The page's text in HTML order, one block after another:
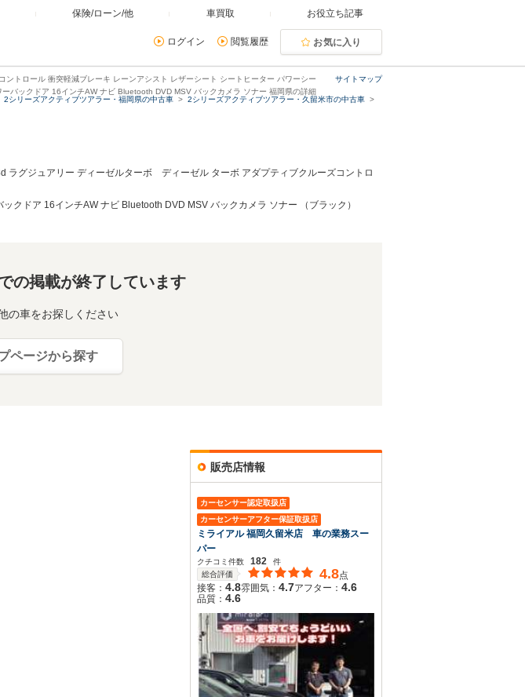
保険/ローン/他 車買取 お役立ち記事
ログイン 閲覧履歴 お気に入り
サイトマップ
トロール 衝突軽減ブレーキ レーンアシスト レザーシート シートヒーター パワーシー
ーバックドア 16インチAW ナビ Bluetooth DVD MSV バックカメラ ソナー 福岡県の詳細
2シリーズアクティブツアラー・福岡県の中古車
2シリーズアクティブツアラー・久留米市の中古車
ラグジュアリー ディーゼルターボ ディーゼル ターボ アダプティブクルーズコントロ
クドア 16インチAW ナビ Bluetooth DVD MSV バックカメラ ソナー （ブラック）
の掲載が終了しています
の車をお探しください
ページから探す
販売店情報
カーセンサー認定取扱店
カーセンサーアフター保証取扱店
ミライアル 福岡久留米店 車の業務スー
パー
クチコミ件数 182
件
総合評価
4.8点
接客： 4.8雰囲気： 4.7アフター： 4.6
品質： 4.6